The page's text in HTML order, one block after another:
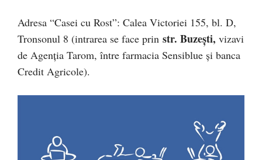
Adresa “Casei cu Rost”: Calea Victoriei 155, bl. D,
Tronsonul 8 (intrarea se face prin str. Buzeşti, vizavi
de Agenţia Tarom, între farmacia Sensiblue şi banca
Credit Agricole).